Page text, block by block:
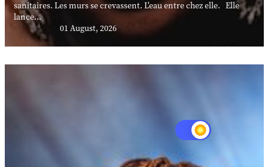
sanitaires. Les murs se crevassent. L'eau entre chez elle. Elle
lance...
01 August, 2026